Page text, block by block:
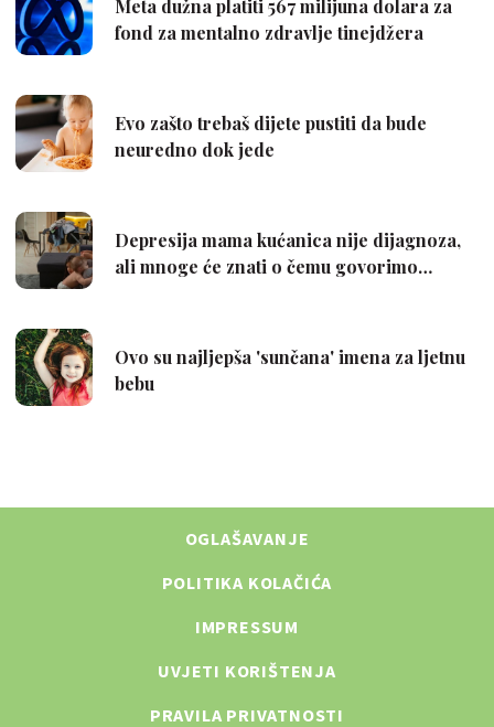
OGLAŠAVANJE
POLITIKA KOLAČIĆA
IMPRESSUM
UVJETI KORIŠTENJA
PRAVILA PRIVATNOSTI